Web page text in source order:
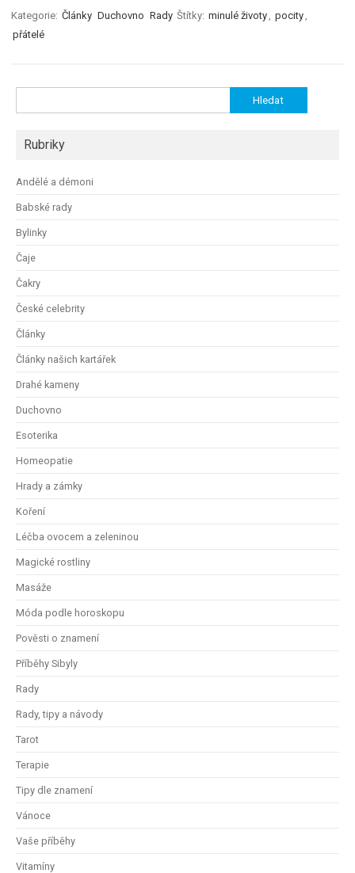
Kategorie: Články Duchovno Rady Štítky: minulé životy pocity
přátelé
Rubriky
Andělé a démoni
Babské rady
Bylinky
Čaje
Čakry
České celebrity
Články
Články našich kartářek
Drahé kameny
Duchovno
Esoterika
Homeopatie
Hrady a zámky
Koření
Léčba ovocem a zeleninou
Magické rostliny
Masáže
Móda podle horoskopu
Pověsti o znamení
Příběhy Sibyly
Rady
Rady, tipy a návody
Tarot
Terapie
Tipy dle znamení
Vánoce
Vaše příběhy
Vitamíny